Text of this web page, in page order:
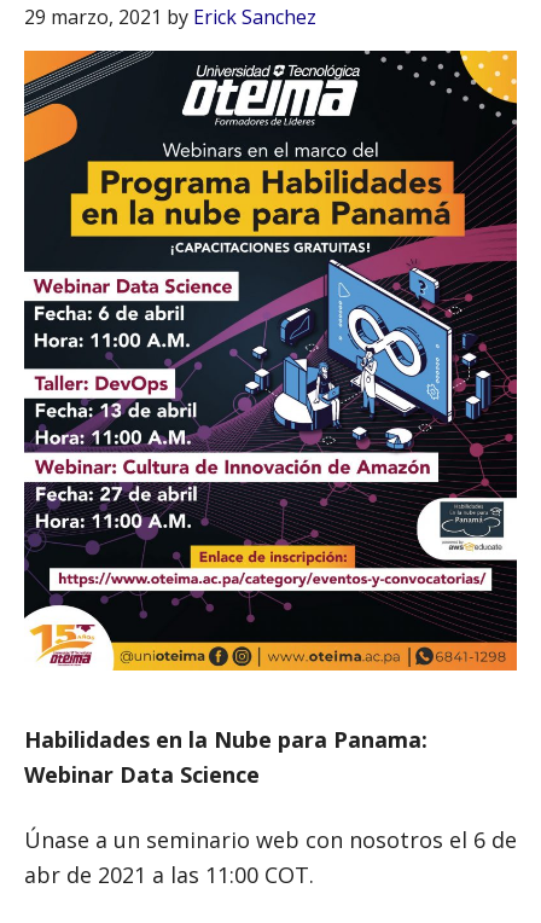
29 marzo, 2021 by Erick Sanchez
Habilidades en la Nube para Panama:
Webinar Data Science
Únase a un seminario web con nosotros el 6 de
abr de 2021 a las 11:00 COT.